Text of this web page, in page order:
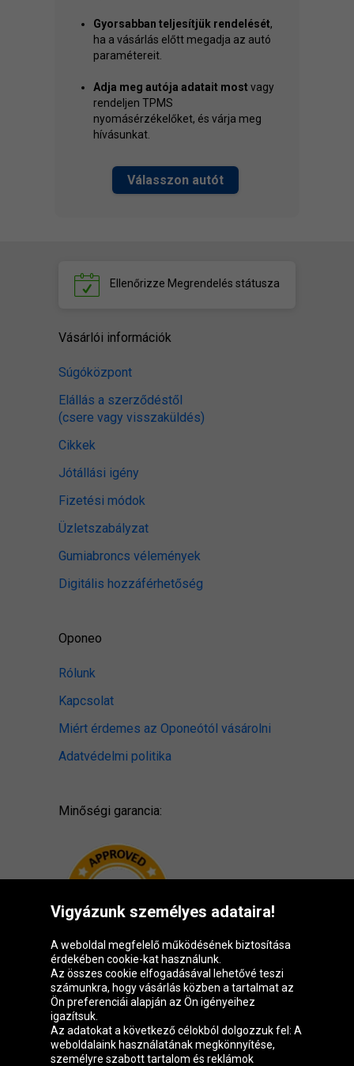
Gyorsabban teljesítjük rendelését,
ha a vásárlás előtt megadja az autó
paramétereit.
Adja meg autója adatait most vagy
rendeljen TPMS
nyomásérzékelőket, és várja meg
hívásunkat.
Válasszon autót
Ellenőrizze Megrendelés státusza
Vásárlói információk
Súgóközpont
Elállás a szerződéstől
(csere vagy visszaküldés)
Cikkek
Jótállási igény
Fizetési módok
Üzletszabályzat
Gumiabroncs vélemények
Digitális hozzáférhetőség
Oponeo
Rólunk
Kapcsolat
Miért érdemes az Oponeótól vásárolni
Adatvédelmi politika
Minőségi garancia:
Oponeo csoport
Vigyázunk személyes adataira!
A weboldal megfelelő működésének biztosítása
érdekében cookie-kat használunk.
Az összes cookie elfogadásával lehetővé teszi
számunkra, hogy vásárlás közben a tartalmat az
Ön preferenciái alapján az Ön igényeihez
igazítsuk.
Az adatokat a következő célokból dolgozzuk fel: A
weboldalaink használatának megkönnyítése,
személyre szabott tartalom és reklámok